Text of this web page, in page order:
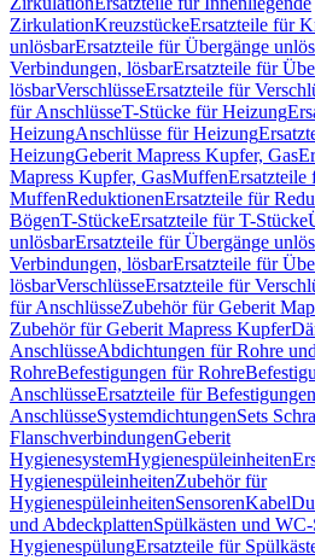
ZirkulationKreuzstückeErsatzteile für
unlösbarErsatzteile für Übergänge
Verbindungen, lösbarErsatzteile für
lösbarVerschlüsseErsatzteile für
für AnschlüsseT-Stücke für Heizung
HeizungAnschlüsse für Heizung
HeizungGeberit Mapress Kupfer, Gas
Mapress Kupfer, GasMuffenErsatzteile
MuffenReduktionenErsatzteile für
BögenT-StückeErsatzteile für T-Stücke
unlösbarErsatzteile für Übergänge
Verbindungen, lösbarErsatzteile für
lösbarVerschlüsseErsatzteile für
für AnschlüsseZubehör für Geberit
Zubehör für Geberit Mapress Kupfer
AnschlüsseAbdichtungen für Rohre
RohreBefestigungen für Rohre
AnschlüsseErsatzteile für
AnschlüsseSystemdichtungenSets
FlanschverbindungenGeberit
HygienesystemHygienespüleinheiten
HygienespüleinheitenZubehör für
HygienespüleinheitenSensorenKabel
und AbdeckplattenSpülkästen und
HygienespülungErsatzteile für